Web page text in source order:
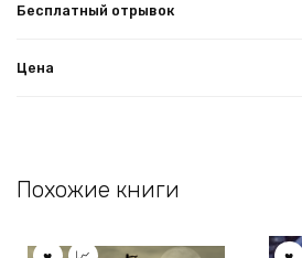
Бесплатный отрывок
Цена
Похожие книги